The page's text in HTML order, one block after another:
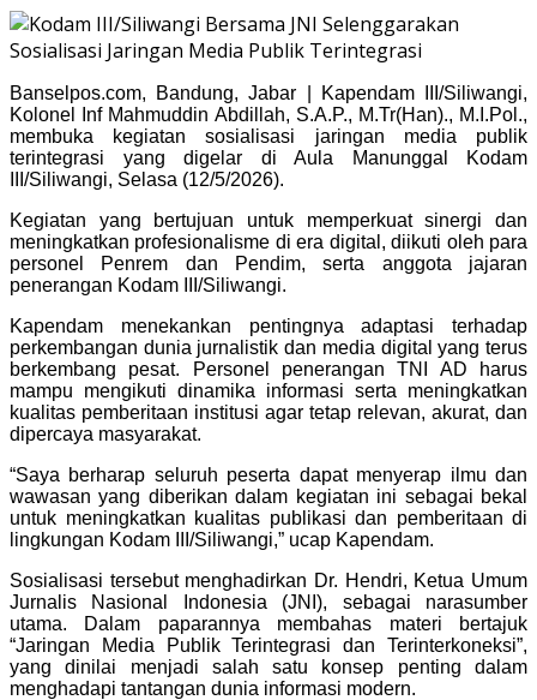
Banselpos.com, Bandung, Jabar | Kapendam III/Siliwangi,
Kolonel Inf Mahmuddin Abdillah, S.A.P., M.Tr(Han)., M.I.Pol.,
membuka kegiatan sosialisasi jaringan media publik
terintegrasi yang digelar di Aula Manunggal Kodam
III/Siliwangi, Selasa (12/5/2026).
Kegiatan yang bertujuan untuk memperkuat sinergi dan
meningkatkan profesionalisme di era digital, diikuti oleh para
personel Penrem dan Pendim, serta anggota jajaran
penerangan Kodam III/Siliwangi.
Kapendam menekankan pentingnya adaptasi terhadap
perkembangan dunia jurnalistik dan media digital yang terus
berkembang pesat. Personel penerangan TNI AD harus
mampu mengikuti dinamika informasi serta meningkatkan
kualitas pemberitaan institusi agar tetap relevan, akurat, dan
dipercaya masyarakat.
“Saya berharap seluruh peserta dapat menyerap ilmu dan
wawasan yang diberikan dalam kegiatan ini sebagai bekal
untuk meningkatkan kualitas publikasi dan pemberitaan di
lingkungan Kodam III/Siliwangi,” ucap Kapendam.
Sosialisasi tersebut menghadirkan Dr. Hendri, Ketua Umum
Jurnalis Nasional Indonesia (JNI), sebagai narasumber
utama. Dalam paparannya membahas materi bertajuk
“Jaringan Media Publik Terintegrasi dan Terinterkoneksi”,
yang dinilai menjadi salah satu konsep penting dalam
menghadapi tantangan dunia informasi modern.